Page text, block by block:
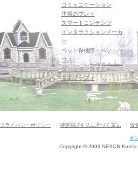
コミュニケーション
序盤のプレイ
スマートコンテンツ
インタラクションメーカ
ー
ペット探検隊・ペットハ
ウス
ダンジョンガイド
マギグラフィ
プライバシーポリシー 特定商取引法に基づく表記 資
オ
Copyright © 2009 NEXON Korea